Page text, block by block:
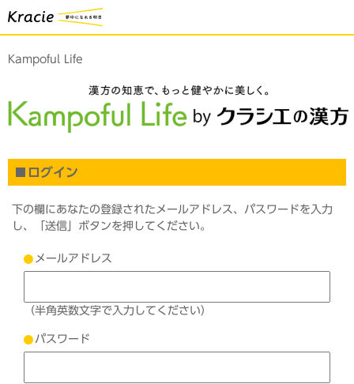
Kampoful Life
ログイン
下の欄にあなたの登録されたメールアドレス、パスワードを入力
し、「送信」ボタンを押してください。
メールアドレス
（半角英数文字で入力してください）
パスワード